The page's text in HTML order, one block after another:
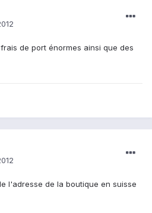
de port énormes ainsi que des
l'adresse de la boutique en suisse